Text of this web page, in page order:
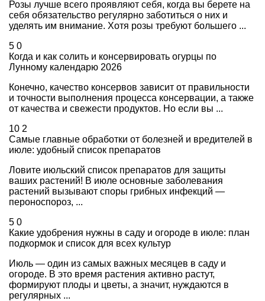
Розы лучше всего проявляют себя, когда вы берете на
себя обязательство регулярно заботиться о них и
уделять им внимание. Хотя розы требуют большего ...
5 0
Когда и как солить и консервировать огурцы по
Лунному календарю 2026
Конечно, качество консервов зависит от правильности
и точности выполнения процесса консервации, а также
от качества и свежести продуктов. Но если вы ...
10 2
Самые главные обработки от болезней и вредителей в
июле: удобный список препаратов
Ловите июльский список препаратов для защиты
ваших растений! В июле основные заболевания
растений вызывают споры грибных инфекций —
пероноспороз, ...
5 0
Какие удобрения нужны в саду и огороде в июле: план
подкормок и список для всех культур
Июль — один из самых важных месяцев в саду и
огороде. В это время растения активно растут,
формируют плоды и цветы, а значит, нуждаются в
регулярных ...